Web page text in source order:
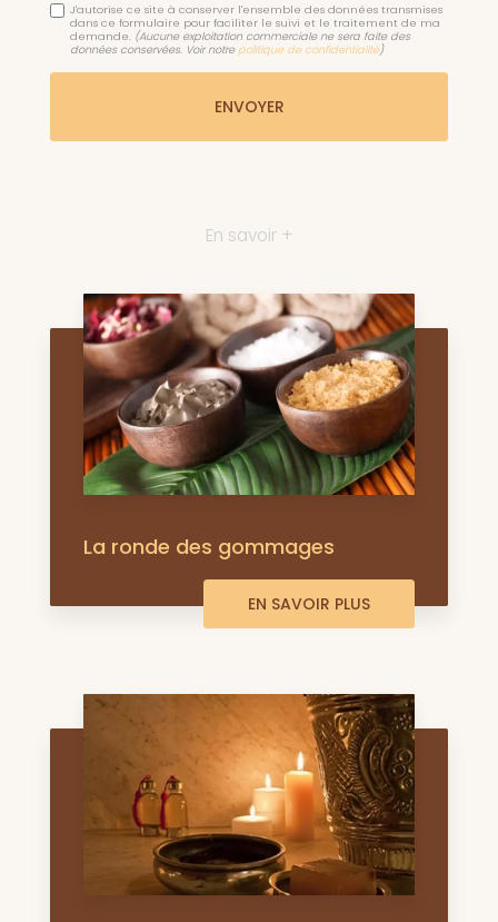
J'autorise ce site à conserver l'ensemble des données transmises
dans ce formulaire pour faciliter le suivi et le traitement de ma
demande. (Aucune exploitation commerciale ne sera faite des
données conservées. Voir notre politique de confidentialité)
En savoir +
La ronde des gommages
EN SAVOIR PLUS